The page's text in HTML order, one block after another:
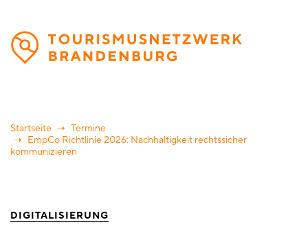
Direkt
zum
Inhalt
Startseite
Termine
EmpCo Richtlinie 2026: Nachhaltigkeit rechtssicher
kommunizieren
DIGITALISIERUNG